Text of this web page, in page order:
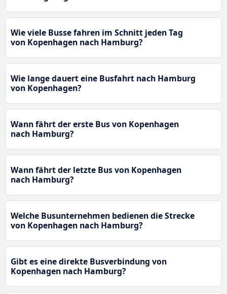
Wie viele Busse fahren im Schnitt jeden Tag
von Kopenhagen nach Hamburg?
Wie lange dauert eine Busfahrt nach Hamburg
von Kopenhagen?
Wann fährt der erste Bus von Kopenhagen
nach Hamburg?
Wann fährt der letzte Bus von Kopenhagen
nach Hamburg?
Welche Busunternehmen bedienen die Strecke
von Kopenhagen nach Hamburg?
Gibt es eine direkte Busverbindung von
Kopenhagen nach Hamburg?